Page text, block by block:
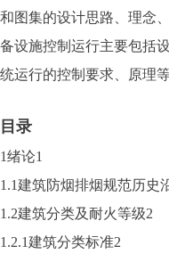
和图集的设计思路、理念
备设施控制运行主要包括
统运行的控制要求、原理等
目录
1绪论1
1.1建筑防烟排烟规范历史
1.2建筑分类及耐火等级2
1.2.1建筑分类标准2